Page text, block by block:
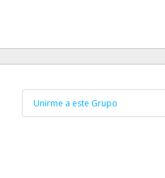
Unirme a este Grupo